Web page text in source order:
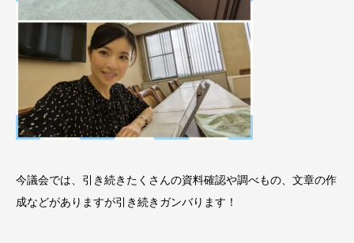
今議会では、引き続きたくさんの資料確認や調べもの、文章の作
成などがありますが引き続きガンバります！